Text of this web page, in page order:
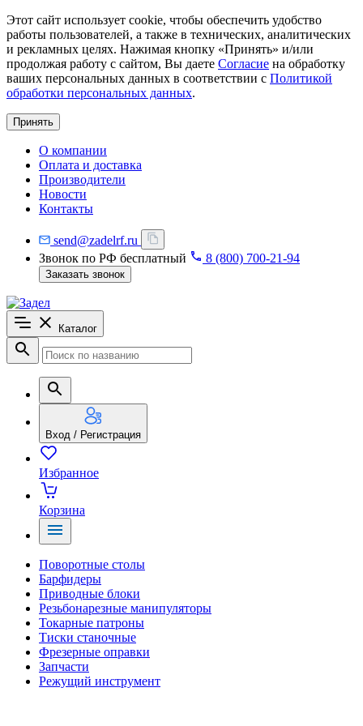
Этот сайт использует cookie, чтобы обеспечить удобство
работы пользователей, а также в технических, аналитических
и рекламных целях. Нажимая кнопку «Принять» и/или
продолжая работу с сайтом, Вы даете Согласие на обработку
ваших персональных данных в соответствии с Политикой
обработки персональных данных.
Принять
О компании
Оплата и доставка
Производители
Новости
Контакты
send@zadelrf.ru
Звонок по РФ бесплатный
8 (800) 700-21-94
Заказать звонок
Каталог
Вход / Регистрация
Избранное
Корзина
Поворотные столы
Барфидеры
Приводные блоки
Резьбонарезные манипуляторы
Токарные патроны
Тиски станочные
Фрезерные оправки
Запчасти
Режущий инструмент